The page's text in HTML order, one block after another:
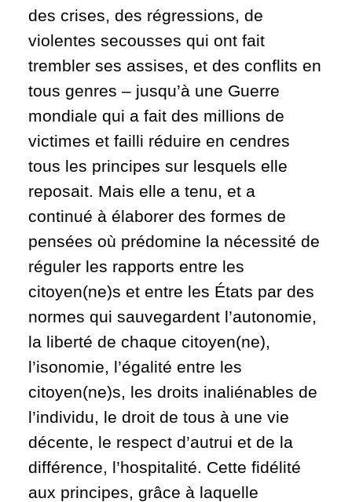
des crises, des régressions, de
violentes secousses qui ont fait
trembler ses assises, et des conflits en
tous genres – jusqu’à une Guerre
mondiale qui a fait des millions de
victimes et failli réduire en cendres
tous les principes sur lesquels elle
reposait. Mais elle a tenu, et a
continué à élaborer des formes de
pensées où prédomine la nécessité de
réguler les rapports entre les
citoyen(ne)s et entre les États par des
normes qui sauvegardent l’autonomie,
la liberté de chaque citoyen(ne),
l’isonomie, l’égalité entre les
citoyen(ne)s, les droits inaliénables de
l’individu, le droit de tous à une vie
décente, le respect d’autrui et de la
différence, l’hospitalité. Cette fidélité
aux principes, grâce à laquelle